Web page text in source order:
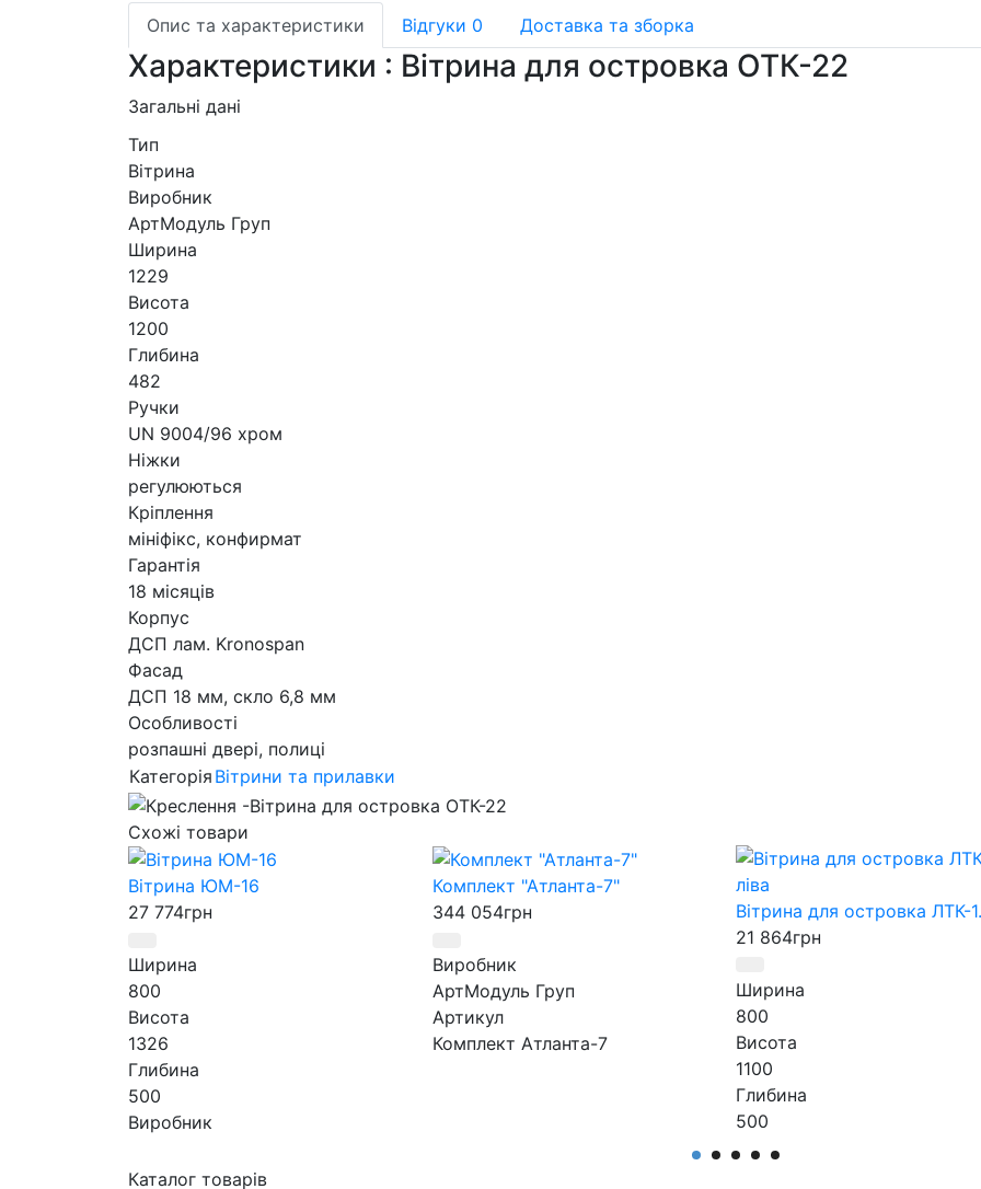
Опис та характеристики
Відгуки 0 Доставка та зборка
Характеристики : Вітрина для островка ОТК-22
Загальні дані
Тип
Вітрина
Виробник
АртМодуль Груп
Ширина
1229
Висота
1200
Глибина
482
Ручки
UN 9004/96 хром
Ніжки
регулюються
Кріплення
мініфікс, конфирмат
Гарантія
18 місяців
Корпус
ДСП лам. Kronospan
Фасад
ДСП 18 мм, скло 6,8 мм
Особливості
розпашні двері, полиці
Категорія Вітрини та прилавки
Схожі товари
Вітрина ЮМ-16
27 774грн
Ширина
800
Висота
1326
Глибина
500
Виробник
Призначення
Комплект "Атланта-7"
344 054грн
Виробник
АртМодуль Груп
Артикул
Комплект Атланта-7
Вітрина для островка ЛТК-
21 864грн
Ширина
800
Висота
1100
Глибина
500
Виробник
Каталог товарів